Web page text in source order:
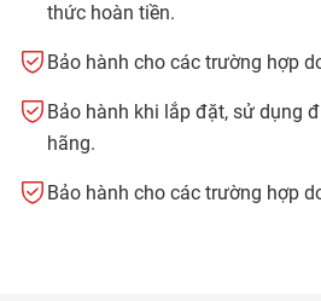
thức hoàn tiền.
Bảo hành cho các trường hợp
Bảo hành khi lắp đặt, sử dụng
hãng.
Bảo hành cho các trường hợp